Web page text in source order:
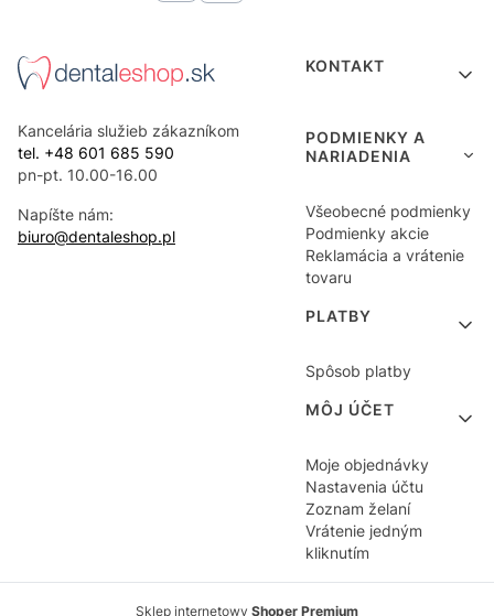
Kancelária služieb zákazníkom
tel. +48 601 685 590
pn-pt. 10.00-16.00
Napíšte nám:
biuro@dentaleshop.pl
Ponuka v
KONTAKT
PODMIENKY A
NARIADENIA
Všeobecné podmienky
Podmienky akcie
Reklamácia a vrátenie
tovaru
PLATBY
Spôsob platby
MÔJ ÚČET
Moje objednávky
Nastavenia účtu
Zoznam želaní
Vrátenie jedným
kliknutím
Sklep internetowy Shoper Premium